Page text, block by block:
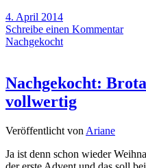
4. April 2014
Schreibe einen Kommentar
Nachgekocht
Nachgekocht:
vollwertig
Veröffentlicht von Ariane
Ja ist denn schon wieder